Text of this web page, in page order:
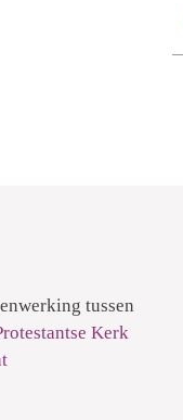
tussen
Kerk